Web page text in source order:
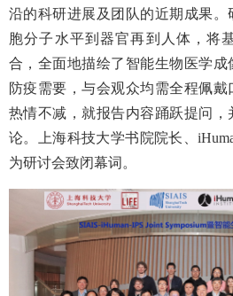
沿的科研进展及团队的近期成果
胞分子水平到器官再到人体，将
合，全面地描绘了智能生物医学
防疫需要，与会观众均需全程佩
热情不减，就报告内容踊跃提问
论。上海科技大学书院院长、
为研讨会致闭幕词。